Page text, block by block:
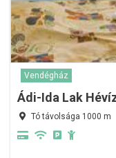
Vendégház
Ádi-Ida Lak
Tó távolsága 1000 m